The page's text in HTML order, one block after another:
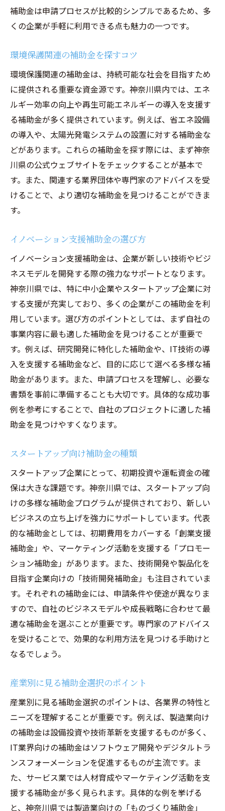
補助金は申請プロセスが比較的シンプルであるため、多
くの企業が手軽に利用できる点も魅力の一つです。
環境保護関連の補助金を探すコツ
環境保護関連の補助金は、持続可能な社会を目指すため
に提供される重要な資金源です。神奈川県内では、エネ
ルギー効率の向上や再生可能エネルギーの導入を支援す
る補助金が多く提供されています。例えば、省エネ設備
の導入や、太陽光発電システムの設置に対する補助金な
どがあります。これらの補助金を探す際には、まず神奈
川県の公式ウェブサイトをチェックすることが基本で
す。また、関連する業界団体や専門家のアドバイスを受
けることで、より適切な補助金を見つけることができま
す。
イノベーション支援補助金の選び方
イノベーション支援補助金は、企業が新しい技術やビジ
ネスモデルを開発する際の強力なサポートとなります。
神奈川県では、特に中小企業やスタートアップ企業に対
する支援が充実しており、多くの企業がこの補助金を利
用しています。選び方のポイントとしては、まず自社の
事業内容に最も適した補助金を見つけることが重要で
す。例えば、研究開発に特化した補助金や、IT技術の導
入を支援する補助金など、目的に応じて選べる多様な補
助金があります。また、申請プロセスを理解し、必要な
書類を事前に準備することも大切です。具体的な成功事
例を参考にすることで、自社のプロジェクトに適した補
助金を見つけやすくなります。
スタートアップ向け補助金の種類
スタートアップ企業にとって、初期投資や運転資金の確
保は大きな課題です。神奈川県では、スタートアップ向
けの多様な補助金プログラムが提供されており、新しい
ビジネスの立ち上げを強力にサポートしています。代表
的な補助金としては、初期費用をカバーする「創業支援
補助金」や、マーケティング活動を支援する「プロモー
ション補助金」があります。また、技術開発や製品化を
目指す企業向けの「技術開発補助金」も注目されていま
す。それぞれの補助金には、申請条件や使途が異なりま
すので、自社のビジネスモデルや成長戦略に合わせて最
適な補助金を選ぶことが重要です。専門家のアドバイス
を受けることで、効果的な利用方法を見つける手助けと
なるでしょう。
産業別に見る補助金選択のポイント
産業別に見る補助金選択のポイントは、各業界の特性と
ニーズを理解することが重要です。例えば、製造業向け
の補助金は設備投資や技術革新を支援するものが多く、
IT業界向けの補助金はソフトウェア開発やデジタルトラ
ンスフォーメーションを促進するものが主流です。ま
た、サービス業では人材育成やマーケティング活動を支
援する補助金が多く見られます。具体的な例を挙げる
と、神奈川県では製造業向けの「ものづくり補助金」